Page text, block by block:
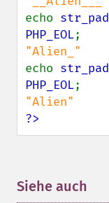
echo str_pad
PHP_EOL
echo str_pad
PHP_EOL
?>
Siehe auch